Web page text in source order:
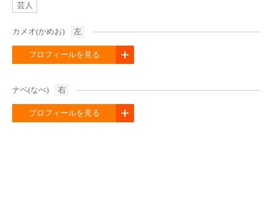
芸人
カメオ(かめお) 左
プロフィールを見る
ナベ(なべ) 右
プロフィールを見る